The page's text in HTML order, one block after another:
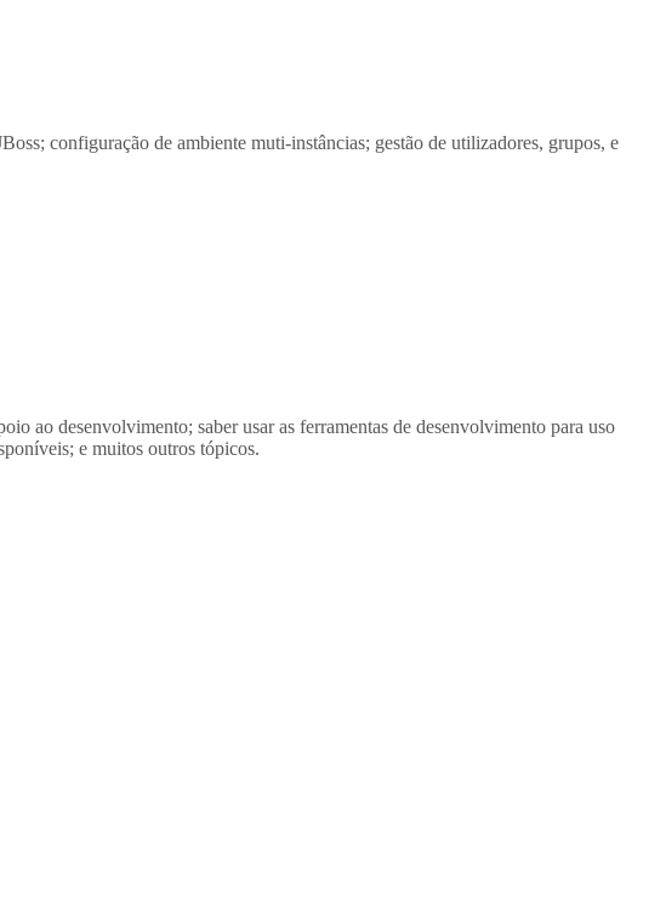
configuração de ambiente muti-instâncias; gestão de utilizadores, grupos, e
ao desenvolvimento; saber usar as ferramentas de desenvolvimento para uso
e muitos outros tópicos.